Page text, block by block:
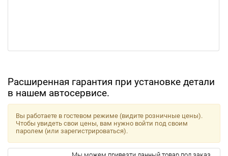
Расширенная гарантия при установке детали
в нашем автосервисе.
Вы работаете в гостевом режиме (видите розничные цены).
Чтобы увидеть свои цены, вам нужно войти под своим
паролем (или зарегистрироваться).